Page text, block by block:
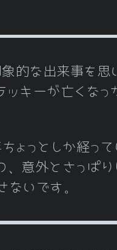
的な出来事を思
ッキーが亡くなっ
ょっとしか経っ
、意外とさっぱり
ないです。